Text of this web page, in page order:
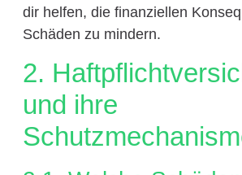
dir helfen, die finanziellen
Schäden zu mindern.
2.
und ihre